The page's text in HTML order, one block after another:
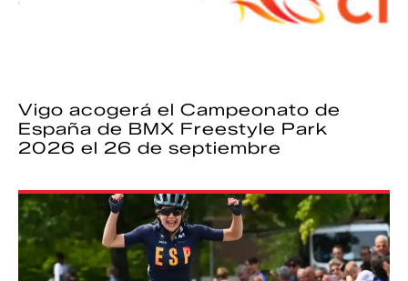
Vigo acogerá el Campeonato de
España de BMX Freestyle Park
2026 el 26 de septiembre